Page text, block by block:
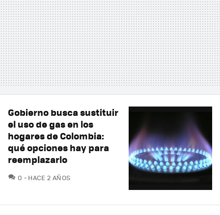
Gobierno busca sustituir
el uso de gas en los
hogares de Colombia:
qué opciones hay para
reemplazarlo
0 COMENTARIOS
HACE 2 AÑOS